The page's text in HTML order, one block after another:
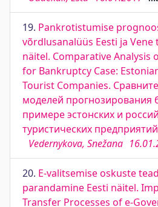
19. Pankrotistumise
võrdlusanalüüs Eesti ja
näitel. Comparative Analysis
for Bankruptcy Case:
Tourist Companies.
моделей прогнозирования
примере эстонских и
туристических предприятий
Vedernykova, Snežana
20. E-valitsemise oskuste
parandamine Eesti näitel.
Transfer Processes of e-